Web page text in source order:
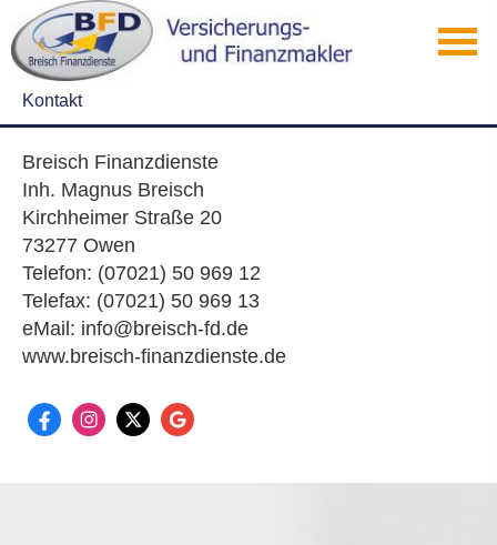
Kontakt
Breisch Finanzdienste
Inh. Magnus Breisch
Kirchheimer Straße 20
73277 Owen
Telefon: (07021) 50 969 12
Telefax: (07021) 50 969 13
eMail: info@breisch-fd.de
www.breisch-finanzdienste.de